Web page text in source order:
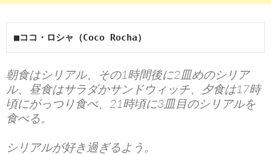
■ココ・ロシャ（Coco Rocha）
朝食はシリアル、その1時間後に2皿めのシリア
ル、昼食はサラダかサンドウィッチ、夕食は17時
頃にがっつり食べ、21時頃に3皿目のシリアルを
食べる。
シリアルが好き過ぎるよう。